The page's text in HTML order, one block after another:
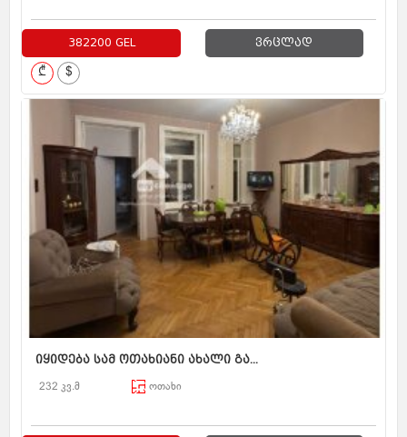
382200 GEL ვრცლად
₾ $
იყიდება სამ ოთახიანი ახალი გა...
232 კვ.მ ოთახი